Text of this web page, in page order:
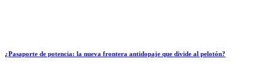
¿Pasaporte de potencia: la nueva frontera antidopaje que divide al pelotón?